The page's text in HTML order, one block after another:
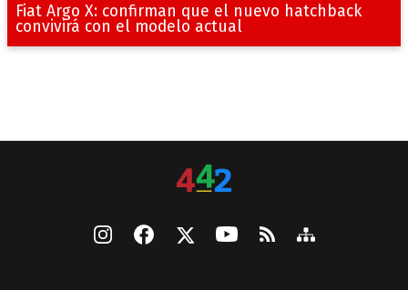
Fiat Argo X: confirman que el nuevo hatchback
convivirá con el modelo actual